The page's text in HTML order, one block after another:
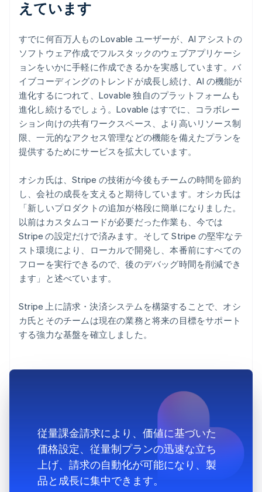
えています
すでに何百万人もの Lovable ユーザーが、AI アシストの
ソフトウェア作成でフルスタックのウェブアプリケーシ
ョンをいかに手軽に作成できるかを実感しています。バ
イブコーディングのトレンドが成長し続け、AI の機能が
進化するにつれて、Lovable 独自のプラットフォームも
進化し続けるでしょう。Lovable はすでに、コラボレー
ション向けの共有ワークスペース、より高いリソース制
限、一元的なアクセス管理などの機能を備えたプランを
提供するためにサービスを拡大しています。
オシカ氏は、Stripe の技術が今後もチームの時間を節約
し、会社の成長を支えると期待しています。オシカ氏は
「新しいプロダクトの追加が格段に簡単になりました。
以前はカスタムコードが必要だった作業も、今では
Stripe の設定だけで済みます。そして Stripe の堅牢なテ
スト環境により、ローカルで開発し、本番前にすべての
フローを実行できるので、後のデバッグ時間を削減でき
ます」と述べています。
Stripe 上に請求・決済システムを構築することで、オシ
カ氏とそのチームは現在の業務と将来の目標をサポート
する強力な基盤を確立しました。
従量課金請求により、価値に基づいた
価格設定、従量制プランの迅速な立ち
上げ、請求の自動化が可能になり、製
品と成長に集中できます。